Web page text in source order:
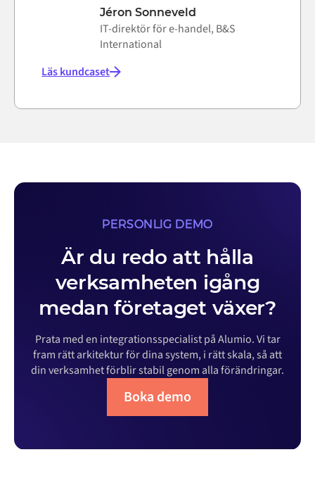
Jéron Sonneveld
IT-direktör för e-handel, B&S
International
Läs kundcaset
PERSONLIG DEMO
Är du redo att hålla
verksamheten igång
medan företaget växer?
Prata med en integrationsspecialist på Alumio. Vi tar
fram rätt arkitektur för dina system, i rätt skala, så att
din verksamhet förblir stabil genom alla förändringar.
Boka demo